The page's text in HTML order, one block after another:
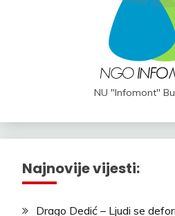
NU "Infomont"
Najnovije vijesti:
Drago Dedić – Ljudi se